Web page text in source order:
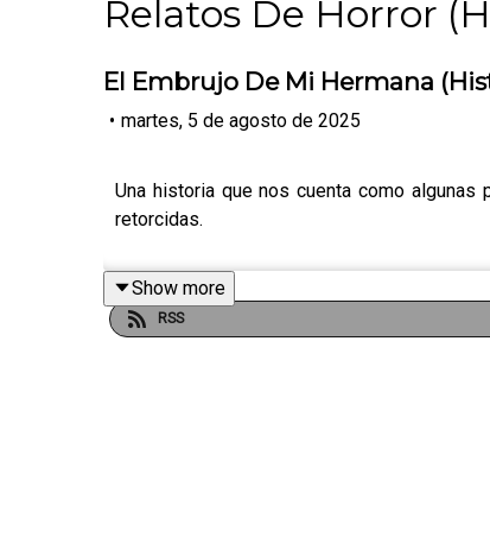
Relatos De Horror
El Embrujo De Mi Hermana
• martes, 5 de agosto de 2025
Una historia que nos cuenta como
retorcidas.
Show more
RSS